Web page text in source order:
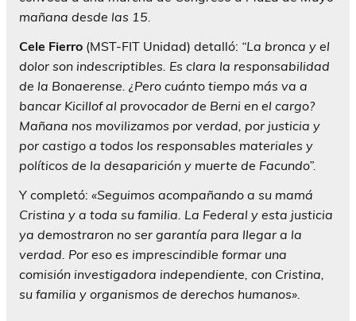
mañana desde las 15.
Cele Fierro (MST-FIT Unidad) detalló: “La bronca y el
dolor son indescriptibles. Es clara la responsabilidad
de la Bonaerense. ¿Pero cuánto tiempo más va a
bancar Kicillof al provocador de Berni en el cargo?
Mañana nos movilizamos por verdad, por justicia y
por castigo a todos los responsables materiales y
políticos de la desaparición y muerte de Facundo”.
Y completó: «Seguimos acompañando a su mamá
Cristina y a toda su familia. La Federal y esta justicia
ya demostraron no ser garantía para llegar a la
verdad. Por eso es imprescindible formar una
comisión investigadora independiente, con Cristina,
su familia y organismos de derechos humanos».